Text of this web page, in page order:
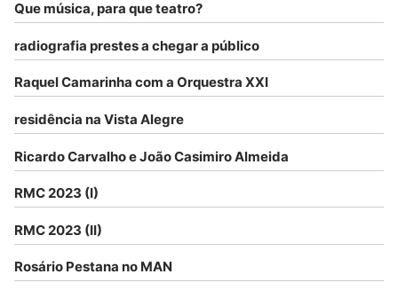
Que música, para que teatro?
radiografia prestes a chegar a público
Raquel Camarinha com a Orquestra XXI
residência na Vista Alegre
Ricardo Carvalho e João Casimiro Almeida
RMC 2023 (I)
RMC 2023 (II)
Rosário Pestana no MAN